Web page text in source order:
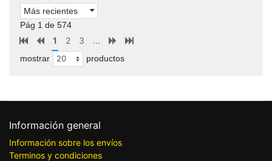
Más recientes
Pág 1 de 574
1 2 3 ...
mostrar productos
Información general
Información sobre los envíos
Terminos y condiciones